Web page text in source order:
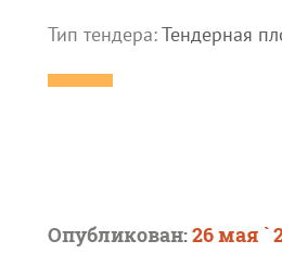
Тип тендера:Тендерная
Опубликован:26 мая `